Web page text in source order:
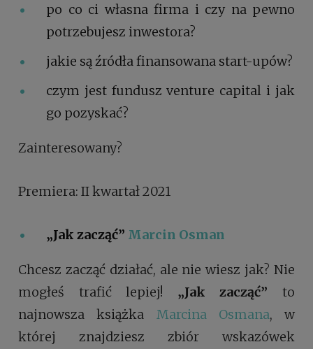
po co ci własna firma i czy na pewno
potrzebujesz inwestora?
jakie są źródła finansowana start-upów?
czym jest fundusz venture capital i jak
go pozyskać?
Zainteresowany?
Premiera: II kwartał 2021
„Jak zacząć” Marcin Osman
Chcesz zacząć działać, ale nie wiesz jak? Nie
mogłeś trafić lepiej! „Jak zacząć” to
najnowsza książka Marcina Osmana, w
której znajdziesz zbiór wskazówek